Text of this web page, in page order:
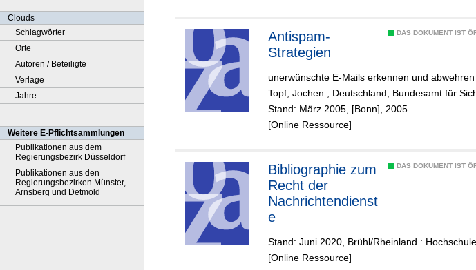
Clouds
Schlagwörter
Orte
Autoren / Beteiligte
Verlage
Jahre
Weitere E-Pflichtsammlungen
Publikationen aus dem
Regierungsbezirk Düsseldorf
Publikationen aus den
Regierungsbezirken Münster,
Arnsberg und Detmold
DAS DOKUMENT IST
Antispam-
Strategien
unerwünschte E-Mails erkennen und abwehren
Topf, Jochen ; Deutschland, Bundesamt für
Stand: März 2005, [Bonn], 2005
[Online Ressource]
DAS DOKUMENT IST
Bibliographie zum
Recht der
Nachrichtendienst
e
Stand: Juni 2020, Brühl/Rheinland :
[Online Ressource]